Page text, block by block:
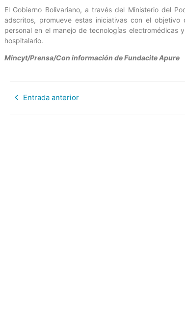
El Gobierno Bolivariano, a través del Ministerio del
adscritos, promueve estas iniciativas con el
personal en el manejo de tecnologías
hospitalario.
Mincyt/Prensa/Con información de Fundacite Apure
Entrada anterior